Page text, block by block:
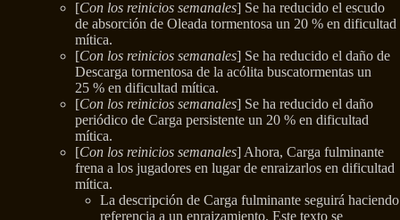
[Con los reinicios semanales] Se ha reducido el escudo
de absorción de Oleada tormentosa un 20 % en dificultad
mítica.
[Con los reinicios semanales] Se ha reducido el daño de
Descarga tormentosa de la acólita buscatormentas un
25 % en dificultad mítica.
[Con los reinicios semanales] Se ha reducido el daño
periódico de Carga persistente un 20 % en dificultad
mítica.
[Con los reinicios semanales] Ahora, Carga fulminante
frena a los jugadores en lugar de enraizarlos en dificultad
mítica.
La descripción de Carga fulminante seguirá haciendo
referencia a un enraizamiento. Este texto se